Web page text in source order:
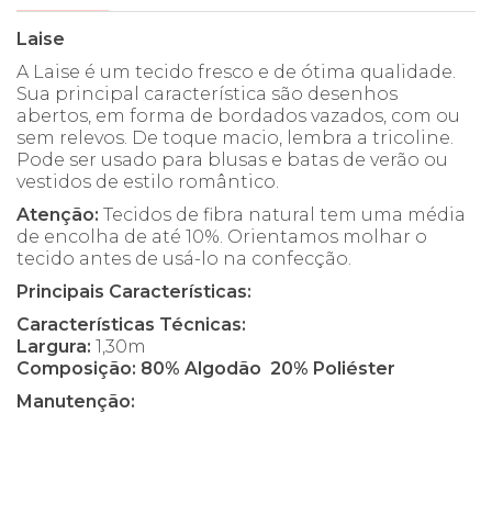
Laise
A Laise é um tecido fresco e de ótima qualidade.
Sua principal característica são desenhos
abertos, em forma de bordados vazados, com ou
sem relevos. De toque macio, lembra a tricoline.
Pode ser usado para blusas e batas de verão ou
vestidos de estilo romântico.
Atenção: Tecidos de fibra natural tem uma média
de encolha de até 10%. Orientamos molhar o
tecido antes de usá-lo na confecção.
Principais Características:
Características Técnicas:
Largura: 1,30m
Composição: 80% Algodão 20% Poliéster
Manutenção: